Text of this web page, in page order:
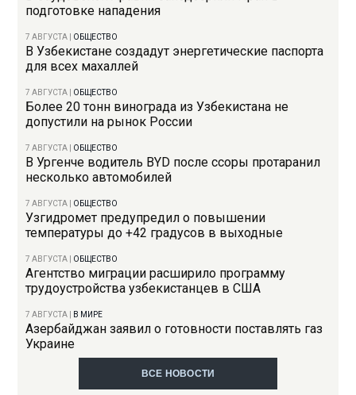
подготовке нападения
7 АВГУСТА ОБЩЕСТВО
В Узбекистане создадут энергетические паспорта
для всех махаллей
7 АВГУСТА ОБЩЕСТВО
Более 20 тонн винограда из Узбекистана не
допустили на рынок России
7 АВГУСТА ОБЩЕСТВО
В Ургенче водитель BYD после ссоры протаранил
несколько автомобилей
7 АВГУСТА ОБЩЕСТВО
Узгидромет предупредил о повышении
температуры до +42 градусов в выходные
7 АВГУСТА ОБЩЕСТВО
Агентство миграции расширило программу
трудоустройства узбекистанцев в США
7 АВГУСТА В МИРЕ
Азербайджан заявил о готовности поставлять газ
Украине
ВСЕ НОВОСТИ